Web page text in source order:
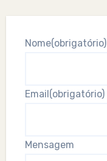
Nome(obrigatório)
Email (obrigatório)
Mensagem